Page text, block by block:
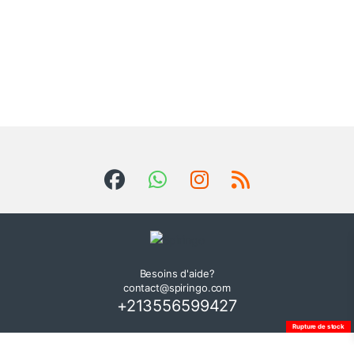
Rupture de stock
Besoins d'aide?
contact@spiringo.com
+213556599427